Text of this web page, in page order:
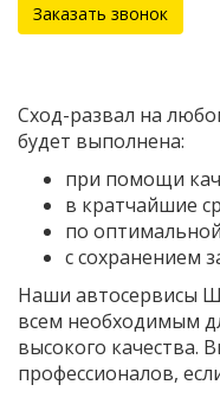
Заказать звонок
Сход-развал на
будет выполнена:
при помощи
в кратчайшие
по
с сохранением
Наши автосервисы
всем необходимым
высокого качества.
профессионалов,